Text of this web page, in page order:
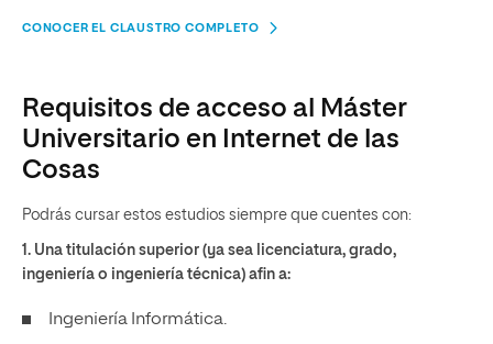
CONOCER EL CLAUSTRO COMPLETO
Requisitos de acceso al Máster
Universitario en Internet de las
Cosas
Podrás cursar estos estudios siempre que cuentes con:
1. Una titulación superior (ya sea licenciatura, grado,
ingeniería o ingeniería técnica) afin a:
Ingeniería Informática.